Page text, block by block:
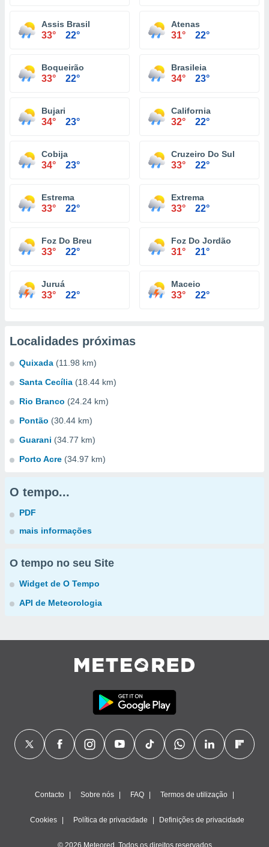
Assis Brasil
33° 22°
Atenas
31° 22°
Boqueirão
33° 22°
Brasileia
34° 23°
Bujari
34° 23°
California
32° 22°
Cobija
34° 23°
Cruzeiro Do Sul
33° 22°
Estrema
33° 22°
Extrema
33° 22°
Foz Do Breu
33° 22°
Foz Do Jordão
31° 21°
Juruá
33° 22°
Maceio
33° 22°
Localidades próximas
Quixada (11.98 km)
Santa Cecília (18.44 km)
Rio Branco (24.24 km)
Pontão (30.44 km)
Guarani (34.77 km)
Porto Acre (34.97 km)
O tempo...
PDF
mais informações
O tempo no seu Site
Widget de O Tempo
API de Meteorologia
Contacto Sobre nós FAQ Termos de utilização
Cookies Política de privacidade Definições de privacidade
© 2026 Meteored. Todos os direitos reservados